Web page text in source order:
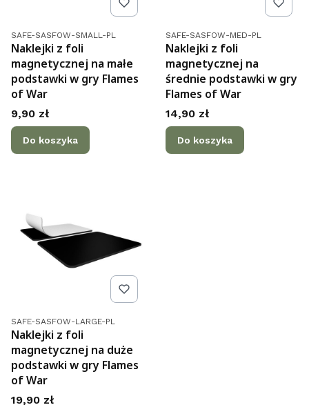
Kod produktu
SAFE-SASFOW-SMALL-PL
Naklejki z foli
magnetycznej na małe
podstawki w gry Flames
of War
Cena
9,90 zł
Do koszyka
Kod produktu
SAFE-SASFOW-MED-PL
Naklejki z foli
magnetycznej na
średnie podstawki w gry
Flames of War
Cena
14,90 zł
Do koszyka
Kod produktu
SAFE-SASFOW-LARGE-PL
Naklejki z foli
magnetycznej na duże
podstawki w gry Flames
of War
Cena
19,90 zł